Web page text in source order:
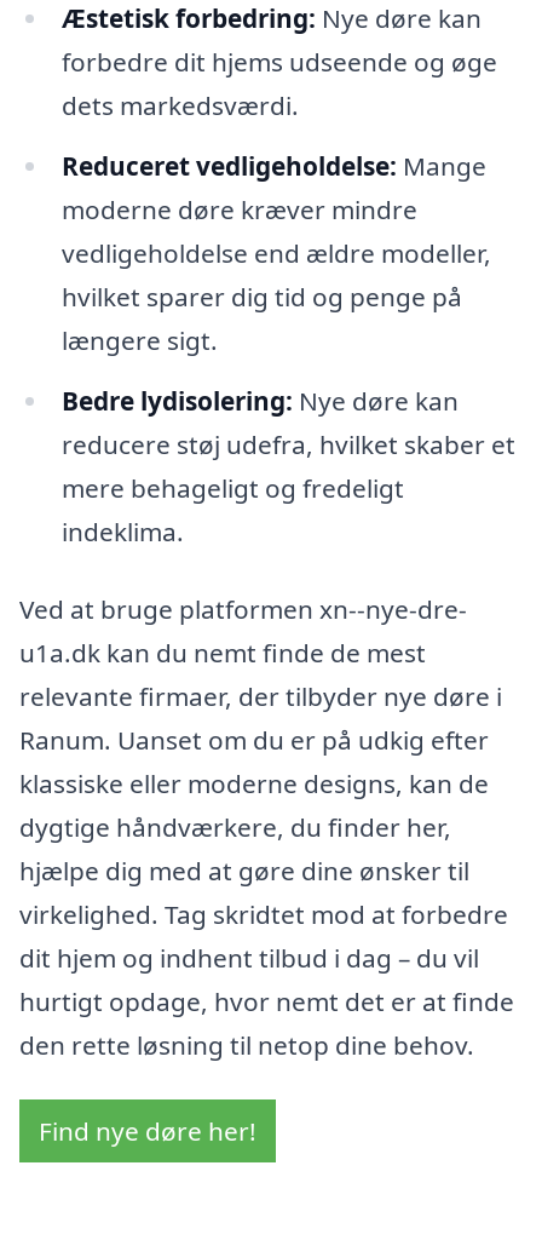
Æstetisk forbedring: Nye døre kan
forbedre dit hjems udseende og øge
dets markedsværdi.
Reduceret vedligeholdelse: Mange
moderne døre kræver mindre
vedligeholdelse end ældre modeller,
hvilket sparer dig tid og penge på
længere sigt.
Bedre lydisolering: Nye døre kan
reducere støj udefra, hvilket skaber et
mere behageligt og fredeligt
indeklima.
Ved at bruge platformen xn--nye-dre-
u1a.dk kan du nemt finde de mest
relevante firmaer, der tilbyder nye døre i
Ranum. Uanset om du er på udkig efter
klassiske eller moderne designs, kan de
dygtige håndværkere, du finder her,
hjælpe dig med at gøre dine ønsker til
virkelighed. Tag skridtet mod at forbedre
dit hjem og indhent tilbud i dag – du vil
hurtigt opdage, hvor nemt det er at finde
den rette løsning til netop dine behov.
Find nye døre her!